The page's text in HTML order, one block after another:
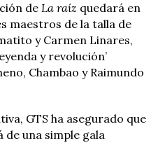
de La raíz quedará en
maestros de la talla de
y Carmen Linares,
y revolución’
Chambao y Raimundo
GTS ha asegurado que
de una simple gala